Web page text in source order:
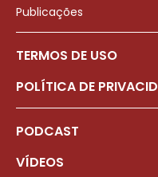
Publicações
TERMOS DE USO
POLÍTICA DE
PODCAST
VÍDEOS